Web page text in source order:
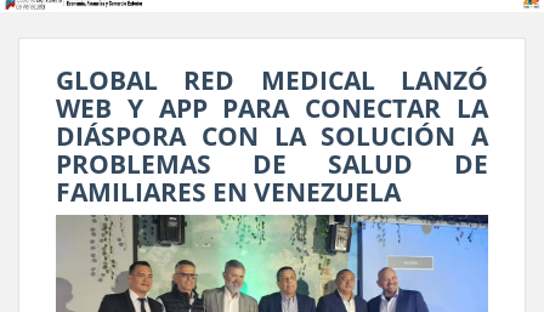
GLOBAL RED MEDICAL LANZÓ
WEB Y APP PARA CONECTAR LA
DIÁSPORA CON LA SOLUCIÓN A
PROBLEMAS DE SALUD DE
FAMILIARES EN VENEZUELA